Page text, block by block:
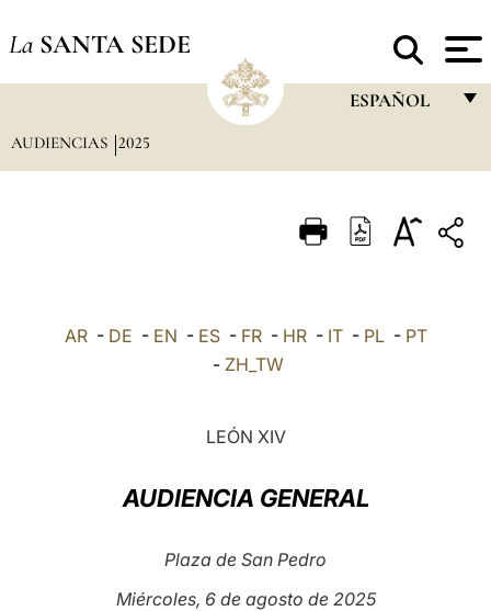
La SANTA SEDE
ESPAÑOL
ITALIANO
中文
AUDIENCIAS 2025
AR- DE - EN - ES- FR- HR- IT- PL- PT
- ZH_TW
LEÓN XIV
AUDIENCIA GENERAL
Plaza de San Pedro
Miércoles, 6 de agosto de 2025